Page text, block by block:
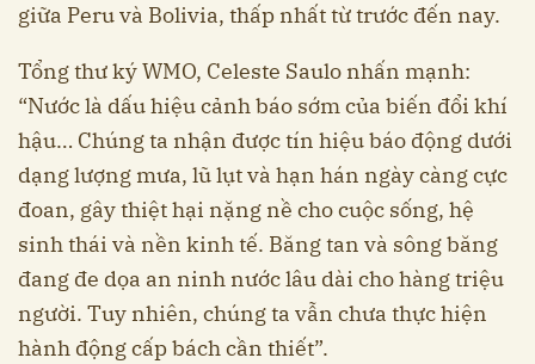
giữa Peru và Bolivia, thấp nhất từ trước đến nay.
Tổng thư ký WMO, Celeste Saulo nhấn mạnh:
“Nước là dấu hiệu cảnh báo sớm của biến đổi khí
hậu… Chúng ta nhận được tín hiệu báo động dưới
dạng lượng mưa, lũ lụt và hạn hán ngày càng cực
đoan, gây thiệt hại nặng nề cho cuộc sống, hệ
sinh thái và nền kinh tế. Băng tan và sông băng
đang đe dọa an ninh nước lâu dài cho hàng triệu
người. Tuy nhiên, chúng ta vẫn chưa thực hiện
hành động cấp bách cần thiết”.